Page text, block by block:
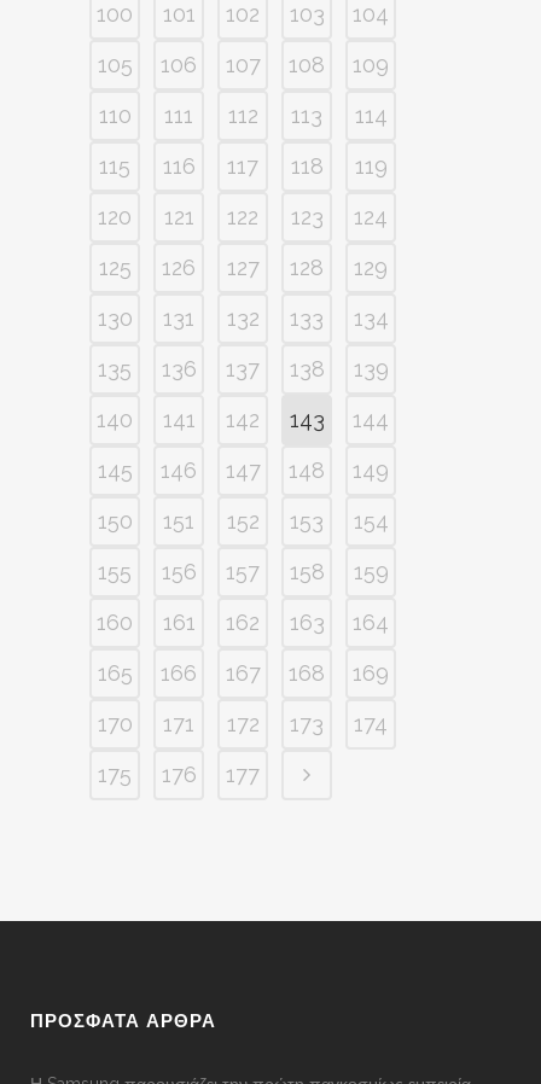
100
101 102 103
104
105
106 107 108
109
110
111 112 113
114
115
116 117 118
119
120
121 122 123
124
125
126 127 128
129
130
131 132 133
134
135
136 137 138
139
140
141 142 143
144
145
146 147 148
149
150
151 152 153
154
155
156 157 158
159
160
161 162 163
164
165
166 167 168
169
170
171 172 173
174
175
176 177
ΠΡΟΣΦΑΤΑ ΑΡΘΡΑ